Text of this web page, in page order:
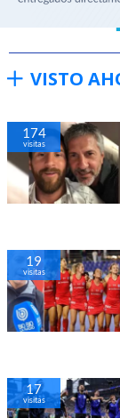
VISTO
174
visitas
19
visitas
17
visitas